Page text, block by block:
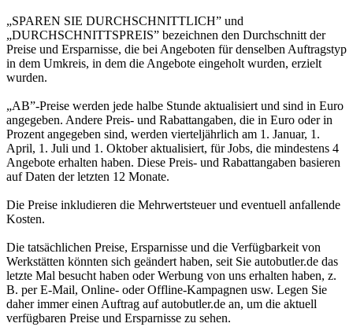
„SPAREN SIE DURCHSCHNITTLICH” und
„DURCHSCHNITTSPREIS” bezeichnen den Durchschnitt der
Preise und Ersparnisse, die bei Angeboten für denselben Auftragstyp
in dem Umkreis, in dem die Angebote eingeholt wurden, erzielt
wurden.
„AB”-Preise werden jede halbe Stunde aktualisiert und sind in Euro
angegeben. Andere Preis- und Rabattangaben, die in Euro oder in
Prozent angegeben sind, werden vierteljährlich am 1. Januar, 1.
April, 1. Juli und 1. Oktober aktualisiert, für Jobs, die mindestens 4
Angebote erhalten haben. Diese Preis- und Rabattangaben basieren
auf Daten der letzten 12 Monate.
Die Preise inkludieren die Mehrwertsteuer und eventuell anfallende
Kosten.
Die tatsächlichen Preise, Ersparnisse und die Verfügbarkeit von
Werkstätten könnten sich geändert haben, seit Sie autobutler.de das
letzte Mal besucht haben oder Werbung von uns erhalten haben, z.
B. per E-Mail, Online- oder Offline-Kampagnen usw. Legen Sie
daher immer einen Auftrag auf autobutler.de an, um die aktuell
verfügbaren Preise und Ersparnisse zu sehen.